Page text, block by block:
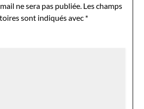
ne sera pas publiée. Les champs
sont indiqués avec *